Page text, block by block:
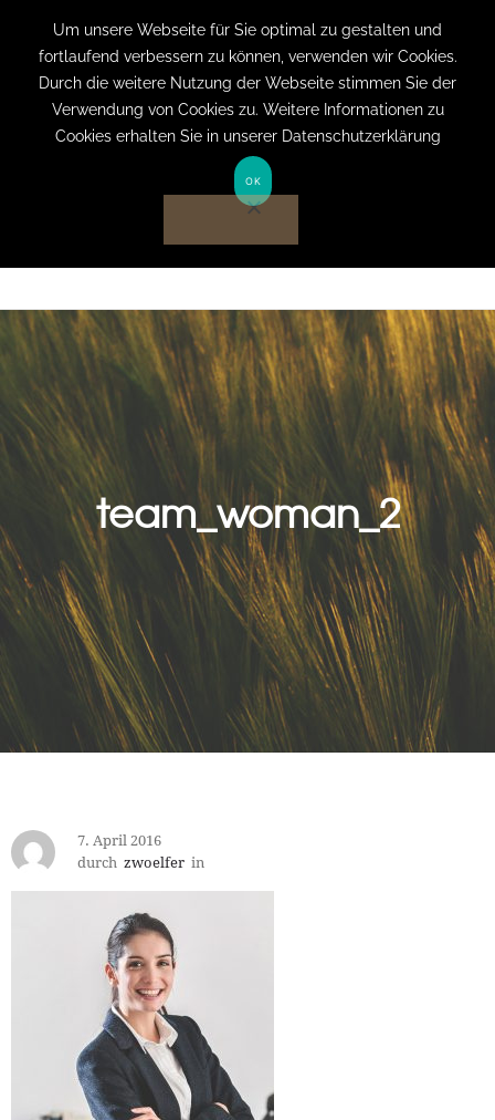
+49 (0) 151 19079060 info@privatpraxis-
bertram.de
Anmelden auf Website
team_woman_2
7. April 2016
durch zwoelfer in
Um unsere Webseite für Sie optimal zu gestalten und
fortlaufend verbessern zu können, verwenden wir Cookies.
Durch die weitere Nutzung der Webseite stimmen Sie der
Verwendung von Cookies zu. Weitere Informationen zu
Cookies erhalten Sie in unserer Datenschutzerklärung
OK